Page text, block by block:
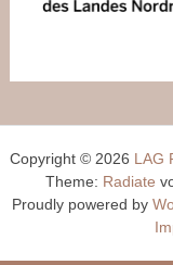
Copyright © 2026 LAG
Theme: Radiate
Proudly powered by